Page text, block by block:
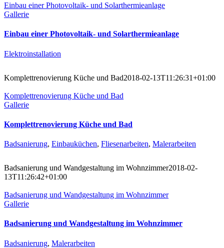
Einbau einer Photovoltaik- und Solarthermieanlage
Gallerie
Einbau einer Photovoltaik- und Solarthermieanlage
Elektroinstallation
Komplettrenovierung Küche und Bad2018-02-13T11:26:31+01:00
Komplettrenovierung Küche und Bad
Gallerie
Komplettrenovierung Küche und Bad
Badsanierung, Einbauküchen, Fliesenarbeiten, Malerarbeiten
Badsanierung und Wandgestaltung im Wohnzimmer2018-02-
13T11:26:42+01:00
Badsanierung und Wandgestaltung im Wohnzimmer
Gallerie
Badsanierung und Wandgestaltung im Wohnzimmer
Badsanierung, Malerarbeiten